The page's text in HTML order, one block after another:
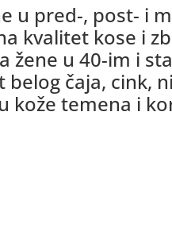
u pred-, post- i
kvalitet kose i
žene u 40-im i
čaja, cink,
kože temena i